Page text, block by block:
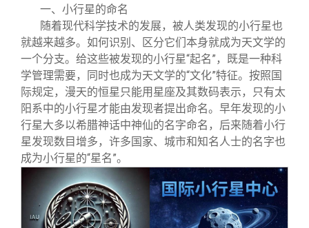
一、小行星的命名
随着现代科学技术的发展，被人类发现的小行星也
就越来越多。如何识别、区分它们本身就成为天文学的
一个分支。给这些被发现的小行星“起名”，既是一种科
学管理需要，同时也成为天文学的“文化”特征。按照国
际规定，漫天的恒星只能用星座及其数码表示，只有太
阳系中的小行星才能由发现者提出命名。早年发现的小
行星大多以希腊神话中神仙的名字命名，后来随着小行
星发现数目增多，许多国家、城市和知名人士的名字也
成为小行星的“星名”。